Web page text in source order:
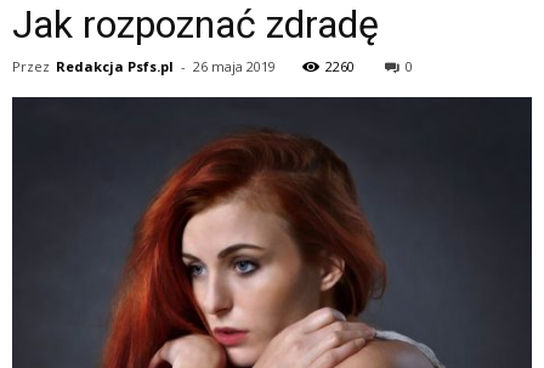
Jak rozpoznać zdradę
Przez Redakcja Psfs.pl - 26 maja 2019 2260 0